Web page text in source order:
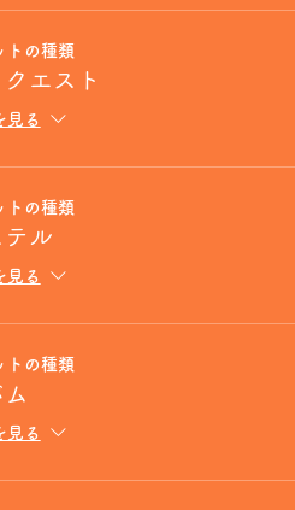
トの種類
エスト
見る
トの種類
テル
見る
トの種類
見る